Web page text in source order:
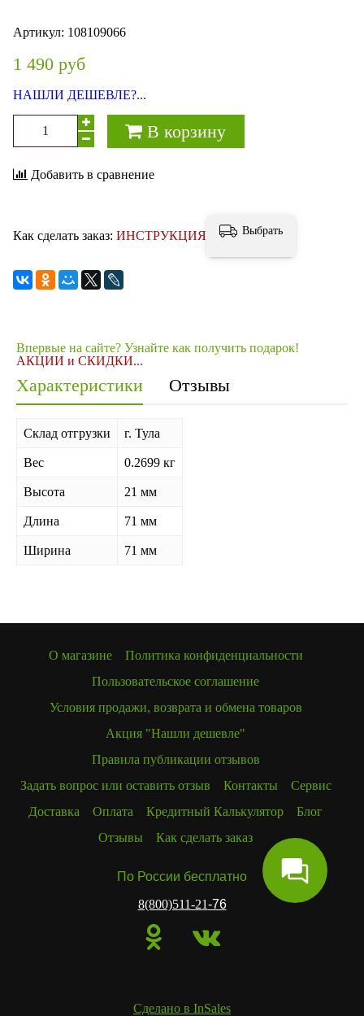
Артикул: 108109066
1 490 руб
НАШЛИ ДЕШЕВЛЕ?...
В корзину
Добавить в сравнение
Как сделать заказ: ИНСТРУКЦИЯ Выбрать
Впервые на сайте? Узнайте как получить подарок!
АКЦИИ и СКИДКИ...
Характеристики Отзывы
Склад отгрузки г. Тула
Вес 0.2699 кг
Высота 21 мм
Длина 71 мм
Ширина 71 мм
О магазине
Политика конфиденциальности
Пользовательское соглашение
Условия продажи, возврата и обмена товаров
Акция "Нашли дешевле"
Правила публикации отзывов
Задать вопрос или оставить отзыв
Контакты
Сервис
Доставка
Оплата Кредитный Калькулятор
Блог
Отзывы
Как сделать заказ
По России бесплатно
8(800)511-21-76
Сделано в InSales